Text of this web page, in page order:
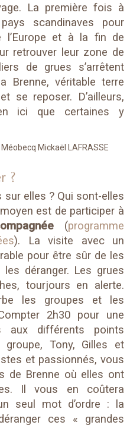
La première fois à
scandinaves pour
l’Europe et à la fin de
retrouver leur zone de
de grues s’arrêtent
Brenne, véritable terre
se reposer. D’ailleurs,
ici que certaines y
?
elles ? Qui sont-elles
est de participer à
(programme
). La visite avec un
pour être sûr de les
déranger. Les grues
tourjours en alerte.
les groupes et les
2h30 pour une
aux différents points
groupe, Tony, Gilles et
et passionnés, vous
de Brenne où elles ont
Il vous en coûtera
seul mot d’ordre : la
ces « grandes